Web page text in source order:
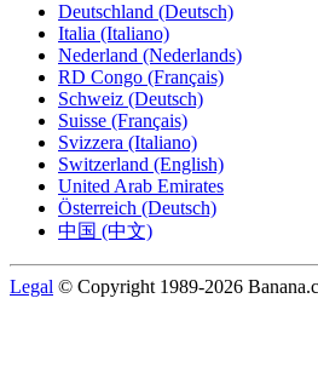
Deutschland (Deutsch)
Italia (Italiano)
Nederland (Nederlands)
RD Congo (Français)
Schweiz (Deutsch)
Suisse (Français)
Svizzera (Italiano)
Switzerland (English)
United Arab Emirates
Österreich (Deutsch)
中国 (中文)
Legal © Copyright 1989-2026